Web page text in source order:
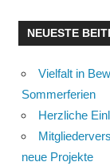
NEUESTE
Vielfalt in
Sommerferien
Herzliche
neue Projekte